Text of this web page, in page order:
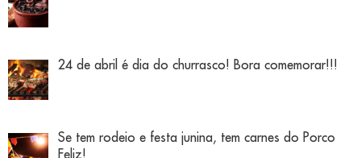
24 de abril é dia do churrasco! Bora comemorar!!!
Se tem rodeio e festa junina, tem carnes do Porco
Feliz!